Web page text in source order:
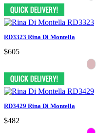
RD3323 Rina Di Montella
$605
RD3429 Rina Di Montella
$482